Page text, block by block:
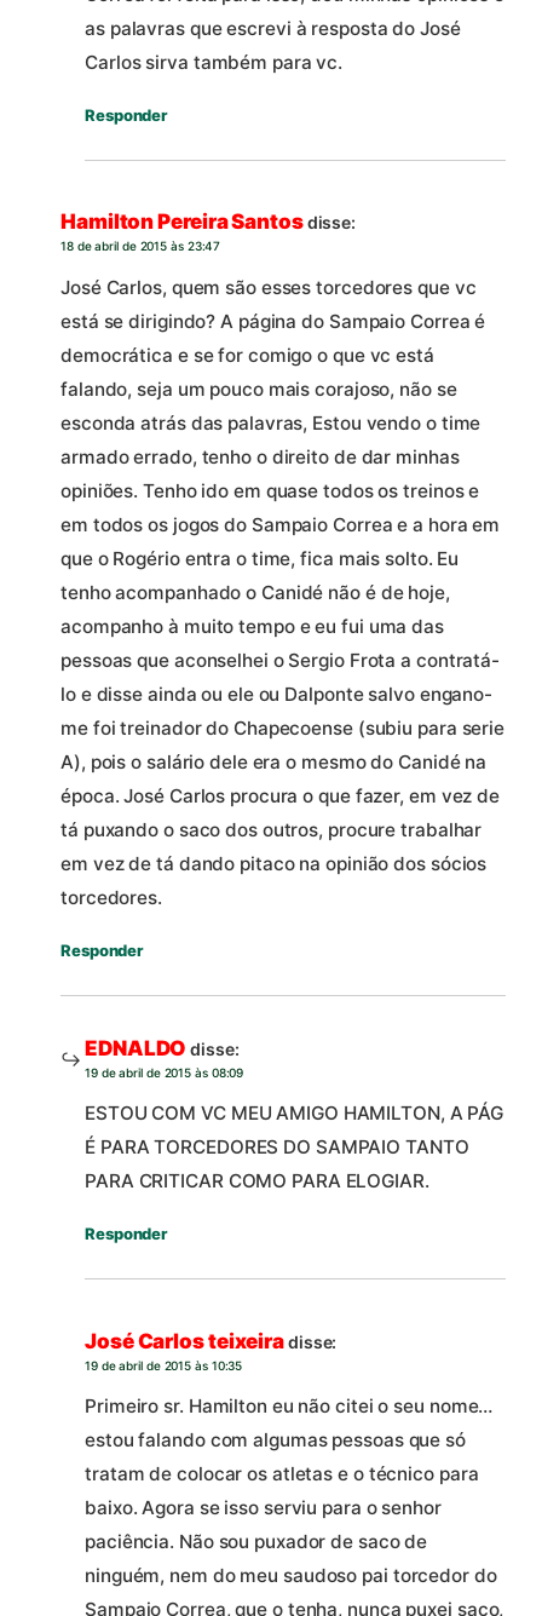
as palavras que escrevi à resposta do José
Carlos sirva também para vc.
Responder
Hamilton Pereira Santosdisse:
18 de abril de 2015 às 23:47
José Carlos, quem são esses torcedores que vc
está se dirigindo? A página do Sampaio Correa é
democrática e se for comigo o que vc está
falando, seja um pouco mais corajoso, não se
esconda atrás das palavras, Estou vendo o time
armado errado, tenho o direito de dar minhas
opiniões. Tenho ido em quase todos os treinos e
em todos os jogos do Sampaio Correa e a hora em
que o Rogério entra o time, fica mais solto. Eu
tenho acompanhado o Canidé não é de hoje,
acompanho à muito tempo e eu fui uma das
pessoas que aconselhei o Sergio Frota a contratá-
lo e disse ainda ou ele ou Dalponte salvo engano-
me foi treinador do Chapecoense (subiu para serie
A), pois o salário dele era o mesmo do Canidé na
época. José Carlos procura o que fazer, em vez de
tá puxando o saco dos outros, procure trabalhar
em vez de tá dando pitaco na opinião dos sócios
torcedores.
Responder
EDNALDO disse:
19 de abril de 2015 às 08:09
ESTOU COM VC MEU AMIGO HAMILTON, A PÁG
É PARA TORCEDORES DO SAMPAIO TANTO
PARA CRITICAR COMO PARA ELOGIAR.
Responder
José Carlos teixeiradisse:
19 de abril de 2015 às 10:35
Primeiro sr. Hamilton eu não citei o seu nome…
estou falando com algumas pessoas que só
tratam de colocar os atletas e o técnico para
baixo. Agora se isso serviu para o senhor
paciência. Não sou puxador de saco de
ninguém, nem do meu saudoso pai torcedor do
Sampaio Correa, que o tenha, nunca puxei saco,